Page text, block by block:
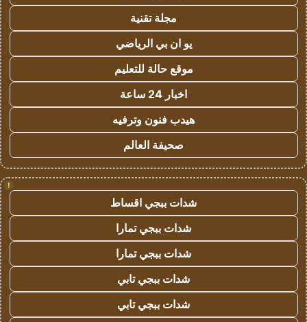
مجلة تقنية
يو ان بي الرياضي
موقع حالة للتعليم
اخبار 24 ساعة
هيدب فنون وترفيه
صحيفة العالم
!
شدات ببجي اقساط
شدات ببجي تمارا
شدات ببجي تمارا
شدات ببجي تابي
شدات ببجي تابي